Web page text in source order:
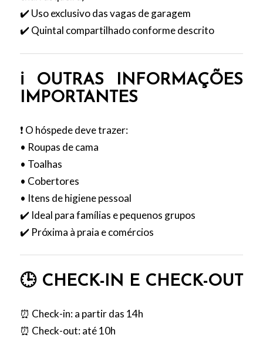
✔️ Uso exclusivo das vagas de garagem
✔️ Quintal compartilhado conforme descrito
ℹ️ OUTRAS INFORMAÇÕES
IMPORTANTES
❗ O hóspede deve trazer:
• Roupas de cama
• Toalhas
• Cobertores
• Itens de higiene pessoal
✔️ Ideal para famílias e pequenos grupos
✔️ Próxima à praia e comércios
🕒 CHECK-IN E CHECK-OUT
⏰ Check-in: a partir das 14h
⏰ Check-out: até 10h